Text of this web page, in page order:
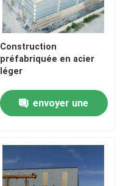
Construction
préfabriquée en acier
léger
envoyer une